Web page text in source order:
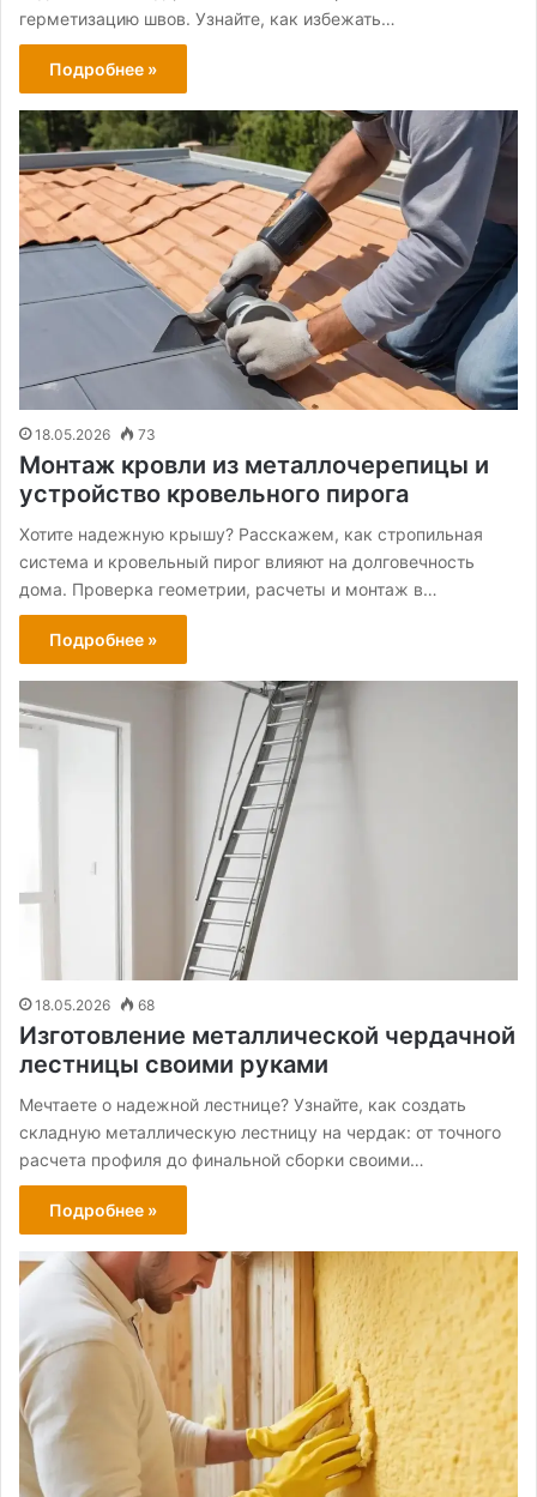
герметизацию швов. Узнайте, как избежать…
Подробнее »
18.05.2026 73
Монтаж кровли из металлочерепицы и
устройство кровельного пирога
Хотите надежную крышу? Расскажем, как стропильная
система и кровельный пирог влияют на долговечность
дома. Проверка геометрии, расчеты и монтаж в…
Подробнее »
18.05.2026 68
Изготовление металлической чердачной
лестницы своими руками
Мечтаете о надежной лестнице? Узнайте, как создать
складную металлическую лестницу на чердак: от точного
расчета профиля до финальной сборки своими…
Подробнее »